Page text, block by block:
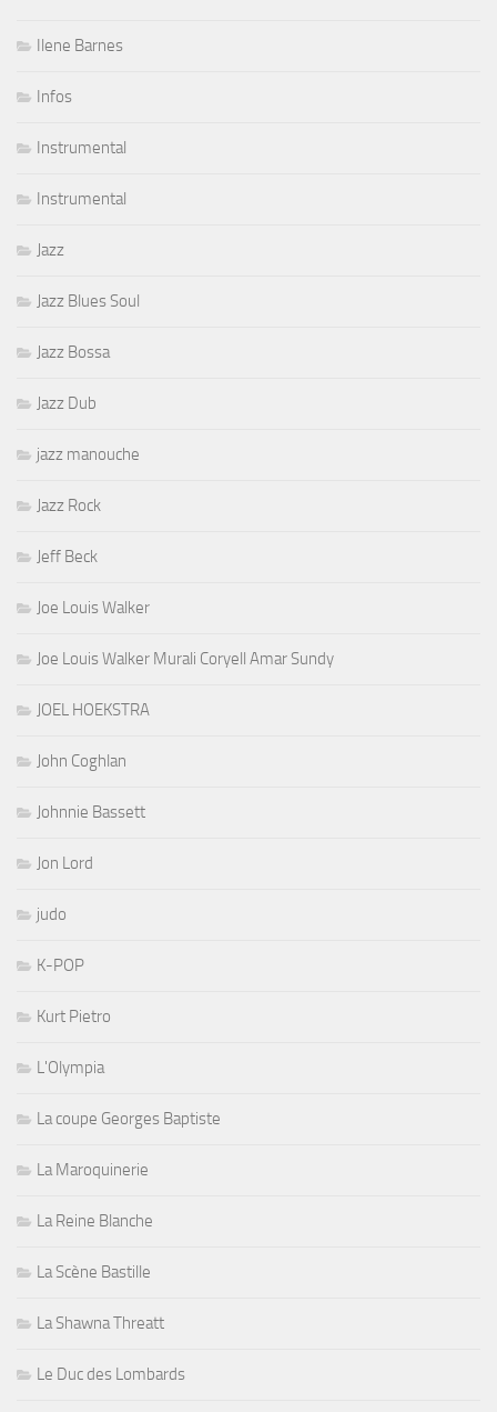
Ilene Barnes
Infos
Instrumental
Instrumental
Jazz
Jazz Blues Soul
Jazz Bossa
Jazz Dub
jazz manouche
Jazz Rock
Jeff Beck
Joe Louis Walker
Joe Louis Walker Murali Coryell Amar Sundy
JOEL HOEKSTRA
John Coghlan
Johnnie Bassett
Jon Lord
judo
K-POP
Kurt Pietro
L'Olympia
La coupe Georges Baptiste
La Maroquinerie
La Reine Blanche
La Scène Bastille
La Shawna Threatt
Le Duc des Lombards